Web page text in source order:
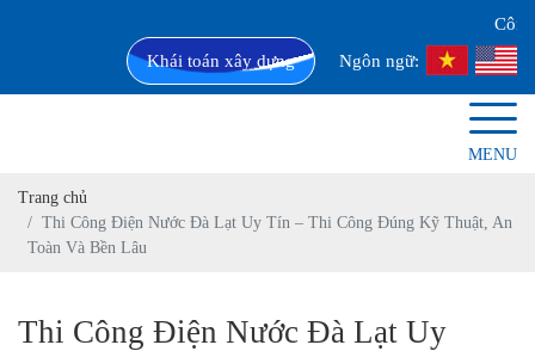
Công ty
Khái toán xây dựng
Ngôn ngữ:
MENU
Trang chủ
Thi Công Điện Nước Đà Lạt Uy Tín – Thi Công Đúng Kỹ Thuật, An
Toàn Và Bền Lâu
Thi Công Điện Nước Đà Lạt Uy